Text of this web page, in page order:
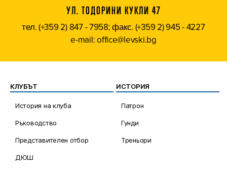
УЛ. ТОДОРИНИ КУКЛИ 47
тел. (+359 2) 847 - 7958; факс. (+359 2) 945 - 4227
e-mail: office@levski.bg
КЛУБЪТ
История на клуба
Ръководство
Представителен отбор
ДЮШ
ИСТОРИЯ
Патрон
Гунди
Треньори